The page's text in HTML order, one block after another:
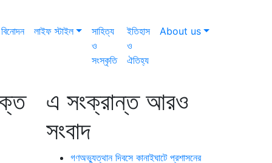
বিনোদন লাইফ স্টাইল
সাহিত্য
ও
সংস্কৃতি
ইতিহাস
ও
ঐতিহ্য
About us
এ সংক্রান্ত আরও
সংবাদ
গণঅভ্যুত্থান দিবসে কানাইঘাটে প্রশাসনের